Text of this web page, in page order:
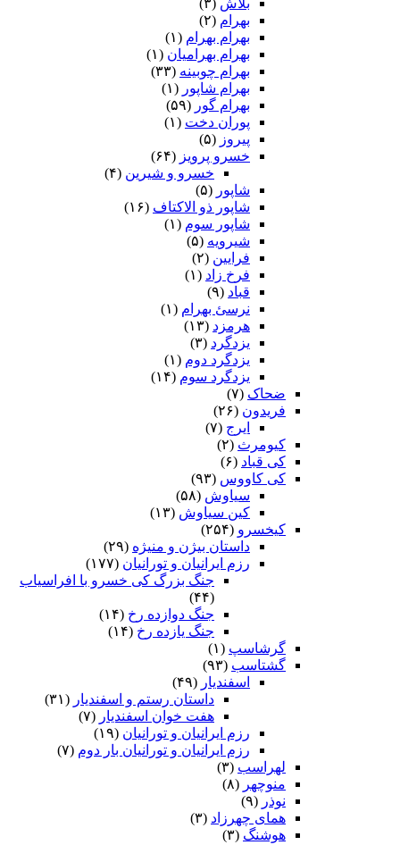
بهرام (۲)
بهرام بهرام (۱)
بهرام بهرامیان‏ (۱)
بهرام چوبینه (۳۳)
بهرام شاپور (۱)
بهرام گور (۵۹)
پوران دخت (۱)
پیروز (۵)
خسرو پرویز (۶۴)
خسرو و شیرین (۴)
شاپور (۵)
شاپور ذو الاکتاف (۱۶)
شاپور سوم‏ (۱)
شیرویه (۵)
فرایین (۲)
فرخ زاد (۱)
قباد (۹)
نرسئ بهرام‏ (۱)
هرمزد (۱۳)
یزدگرد (۳)
یزدگرد دوم (۱)
یزدگرد سوم (۱۴)
ضحاک (۷)
فریدون (۲۶)
ایرج (۷)
کیومرث (۲)
کی قباد (۶)
کی کاووس (۹۳)
سیاوش (۵۸)
کین سیاوش (۱۳)
کیخسرو (۲۵۴)
داستان بیژن و منیژه (۲۹)
رزم ایرانیان و تورانیان (۱۷۷)
جنگ بزرگ کی خسرو با افراسیاب
(۴۴)
جنگ دوازده رخ (۱۴)
جنگ یازده رخ (۱۴)
گرشاسپ (۱)
گشتاسب (۹۳)
اسفندیار (۴۹)
داستان رستم و اسفندیار (۳۱)
هفت خوان اسفندیار (۷)
رزم ایرانیان و تورانیان (۱۹)
رزم ایرانیان و تورانیان بار دوم (۷)
لهراسب (۳)
منوچهر (۸)
نوذر (۹)
هماى چهرزاد (۳)
هوشنگ (۳)